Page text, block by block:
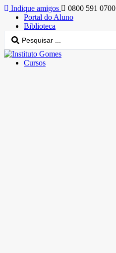
Indique amigos
0800 591 0700
Portal do Aluno
Biblioteca
Cursos